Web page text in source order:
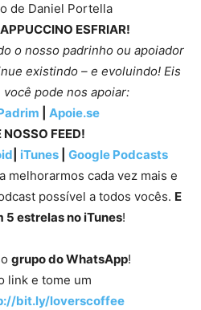
de Daniel Portella
ESFRIAR!
o nosso padrinho ou apoiador
existindo – e evoluindo! Eis
pode nos apoiar:
Apoie.se
NOSSO FEED!
iTunes| Google Podcasts
melhorarmos cada vez mais e
possível a todos vocês. E
5 estrelas no iTunes!
grupo do WhatsApp!
link e tome um
bit.ly/loverscoffee